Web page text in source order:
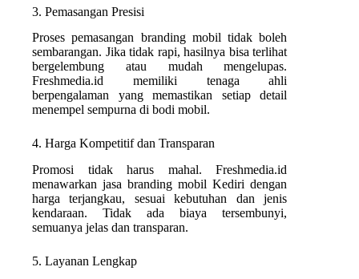
3. Pemasangan Presisi
Proses pemasangan branding mobil tidak boleh
sembarangan. Jika tidak rapi, hasilnya bisa terlihat
bergelembung atau mudah mengelupas.
Freshmedia.id memiliki tenaga ahli
berpengalaman yang memastikan setiap detail
menempel sempurna di bodi mobil.
4. Harga Kompetitif dan Transparan
Promosi tidak harus mahal. Freshmedia.id
menawarkan jasa branding mobil Kediri dengan
harga terjangkau, sesuai kebutuhan dan jenis
kendaraan. Tidak ada biaya tersembunyi,
semuanya jelas dan transparan.
5. Layanan Lengkap